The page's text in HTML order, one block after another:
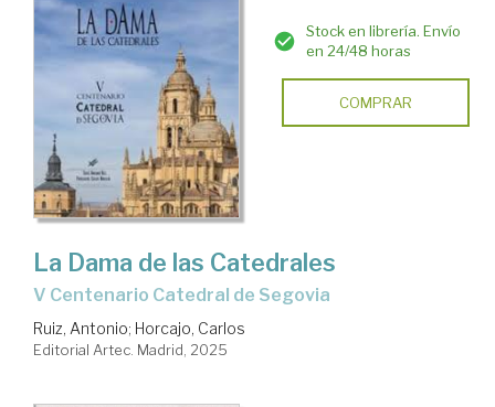
Stock en librería. Envío
en 24/48 horas
COMPRAR
La Dama de las Catedrales
V Centenario Catedral de Segovia
Ruiz, Antonio; Horcajo, Carlos
Editorial Artec. Madrid, 2025